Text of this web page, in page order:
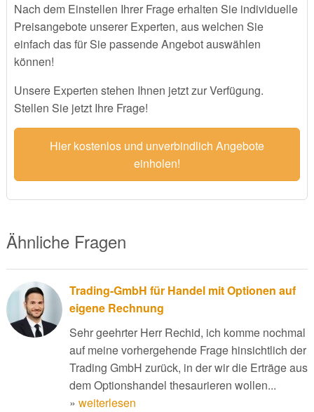
Nach dem Einstellen Ihrer Frage erhalten Sie individuelle
Preisangebote unserer Experten, aus welchen Sie
einfach das für Sie passende Angebot auswählen
können!
Unsere Experten stehen Ihnen jetzt zur Verfügung.
Stellen Sie jetzt Ihre Frage!
Hier kostenlos und unverbindlich Angebote
einholen!
Ähnliche Fragen
Trading-GmbH für Handel mit Optionen auf
eigene Rechnung
Sehr geehrter Herr Rechid, ich komme nochmal
auf meine vorhergehende Frage hinsichtlich der
Trading GmbH zurück, in der wir die Erträge aus
dem Optionshandel thesaurieren wollen...
» weiterlesen